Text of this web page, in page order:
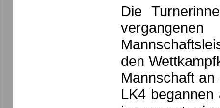
Die
den
Mannschaft
LK4